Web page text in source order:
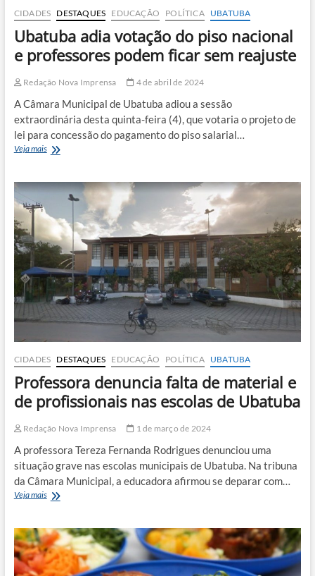
CIDADES DESTAQUES EDUCAÇÃO POLÍTICA UBATUBA
Ubatuba adia votação do piso nacional
e professores podem ficar sem reajuste
Redação Nova Imprensa 4 de abril de 2024
A Câmara Municipal de Ubatuba adiou a sessão
extraordinária desta quinta-feira (4), que votaria o projeto de
lei para concessão do pagamento do piso salarial…
Veja maisUbatuba
do
nacional
professores
podem
ficar
sem
reajuste
CIDADES DESTAQUES EDUCAÇÃO POLÍTICA UBATUBA
Professora denuncia falta de material e
de profissionais nas escolas de Ubatuba
Redação Nova Imprensa 1 de março de 2024
A professora Tereza Fernanda Rodrigues denunciou uma
situação grave nas escolas municipais de Ubatuba. Na tribuna
da Câmara Municipal, a educadora afirmou se deparar com…
Veja maisProfessora
de
material
e
de